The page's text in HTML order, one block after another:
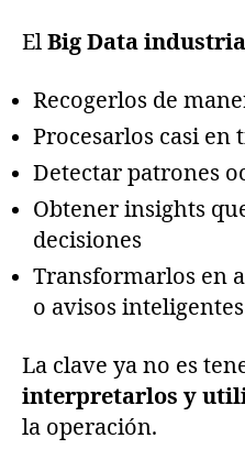
El Big Data
Recogerlos de
Procesarlos casi en
Detectar patrones
Obtener insights
decisiones
Transformarlos en
o avisos inteligentes
La clave ya no es
interpretarlos y
la operación.